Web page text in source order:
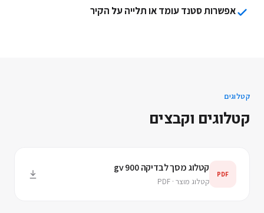
אפשרות סטנד עומד או תלייה על הקיר
קטלוגים
קטלוגים וקבצים
PDF
קטלוג מסך לבדיקה gv 900
קטלוג מוצר · PDF